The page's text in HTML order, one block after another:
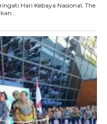
Hari Kebaya Nasional, The